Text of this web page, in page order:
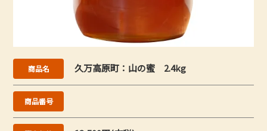
商品名 久万高原町：山の蜜 2.4kg
商品番号